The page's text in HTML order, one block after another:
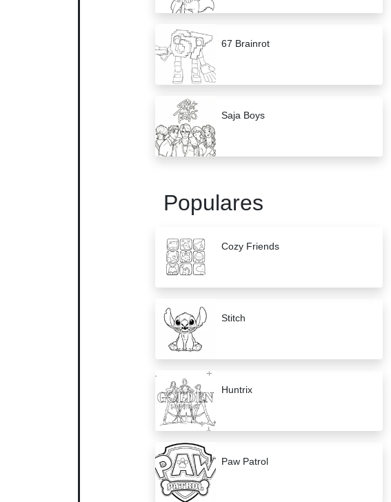
67 Brainrot
Saja Boys
Populares
Cozy Friends
Stitch
Huntrix
Paw Patrol